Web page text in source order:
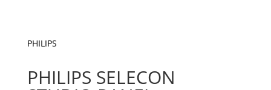
PHILIPS
PHILIPS SELECON